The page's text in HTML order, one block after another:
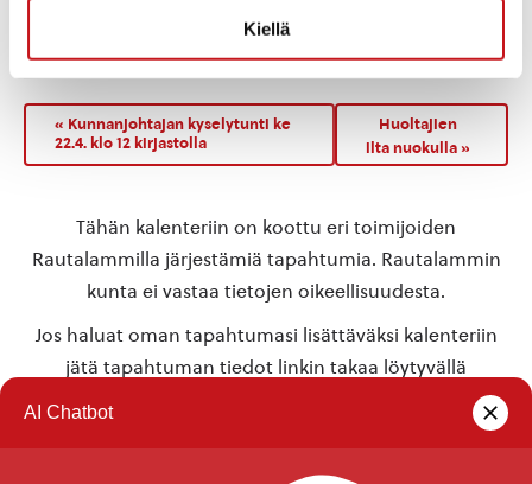
Kiellä
Kerkonkosken Seurala
« Kunnanjohtajan kyselytunti ke
22.4. klo 12 kirjastolla
Huoltajien
ilta nuokulla»
Tähän kalenteriin on koottu eri toimijoiden
Rautalammilla järjestämiä tapahtumia. Rautalammin
kunta ei vastaa tietojen oikeellisuudesta.
Jos haluat oman tapahtumasi lisättäväksi kalenteriin
jätä tapahtuman tiedot linkin takaa löytyvällä